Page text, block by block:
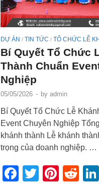
DỰ ÁN / TIN TỨC / TỔ CHỨC LỄ
Bí Quyết Tổ Chức
Thành Chuẩn
Nghiệp
05/05/2026 - byadmin
Bí Quyết Tổ Chức Lễ
Event Chuyên Nghiệp
khánh thành Lễ khánh
trọng của doanh nghiệp. …
Facebook
Twitter